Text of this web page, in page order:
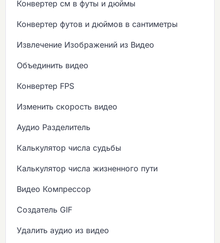
Конвертер см в футы и дюймы
Конвертер футов и дюймов в сантиметры
Извлечение Изображений из Видео
Объединить видео
Конвертер FPS
Изменить скорость видео
Аудио Разделитель
Калькулятор числа судьбы
Калькулятор числа жизненного пути
Видео Компрессор
Создатель GIF
Удалить аудио из видео